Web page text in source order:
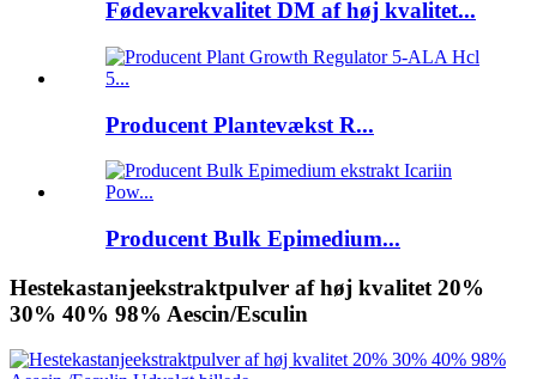
Fødevarekvalitet DM af høj kvalitet...
Producent Plantevækst R...
Producent Bulk Epimedium...
Hestekastanjeekstraktpulver af høj kvalitet 20%
30% 40% 98% Aescin/Esculin